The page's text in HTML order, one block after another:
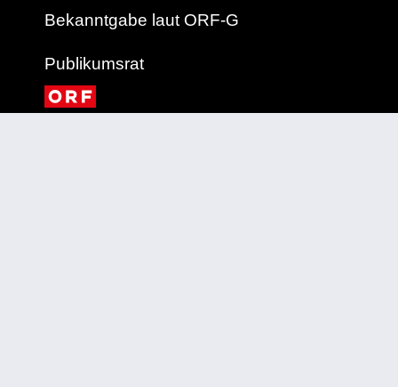
Bekanntgabe laut ORF-G
Publikumsrat